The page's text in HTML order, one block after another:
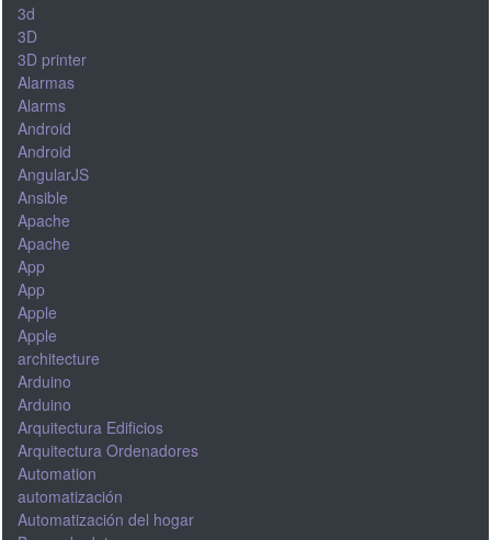
3d
3D
3D printer
Alarmas
Alarms
Android
Android
AngularJS
Ansible
Apache
Apache
App
App
Apple
Apple
architecture
Arduino
Arduino
Arquitectura Edificios
Arquitectura Ordenadores
Automation
automatización
Automatización del hogar